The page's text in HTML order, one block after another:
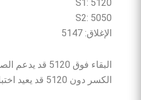
S1: 5120
S2: 5050
الإغلاق: 5147
البقاء فوق 5120 قد يدعم الصعود نحو 5250.
الكسر دون 5120 قد يعيد اختبار 5050.